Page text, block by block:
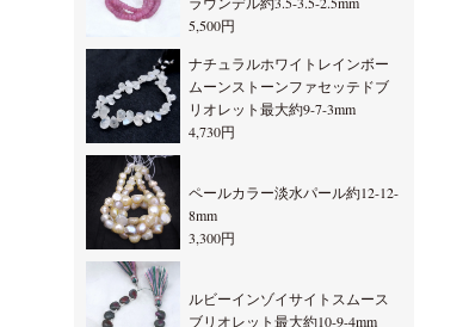
5,500円
ナチュラルホワイトレインボー
ムーンストーンファセッテドブ
リオレット最大約9-7-3mm
4,730円
ペールカラー淡水パール約12-12-
8mm
3,300円
ルビーインゾイサイトスムース
ブリオレット最大約10-9-4mm